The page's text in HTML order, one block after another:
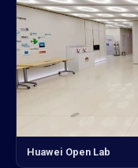
Huawei Open Lab